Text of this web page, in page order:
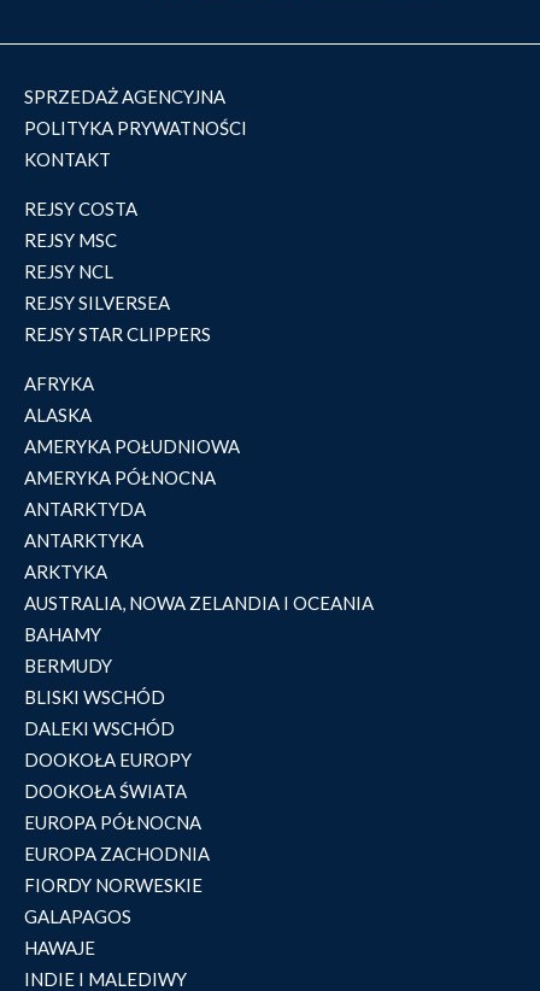
SPRZEDAŻ AGENCYJNA
POLITYKA PRYWATNOŚCI
KONTAKT
REJSY COSTA
REJSY MSC
REJSY NCL
REJSY SILVERSEA
REJSY STAR CLIPPERS
AFRYKA
ALASKA
AMERYKA POŁUDNIOWA
AMERYKA PÓŁNOCNA
ANTARKTYDA
ANTARKTYKA
ARKTYKA
AUSTRALIA, NOWA ZELANDIA I OCEANIA
BAHAMY
BERMUDY
BLISKI WSCHÓD
DALEKI WSCHÓD
DOOKOŁA EUROPY
DOOKOŁA ŚWIATA
EUROPA PÓŁNOCNA
EUROPA ZACHODNIA
FIORDY NORWESKIE
GALAPAGOS
HAWAJE
INDIE I MALEDIWY